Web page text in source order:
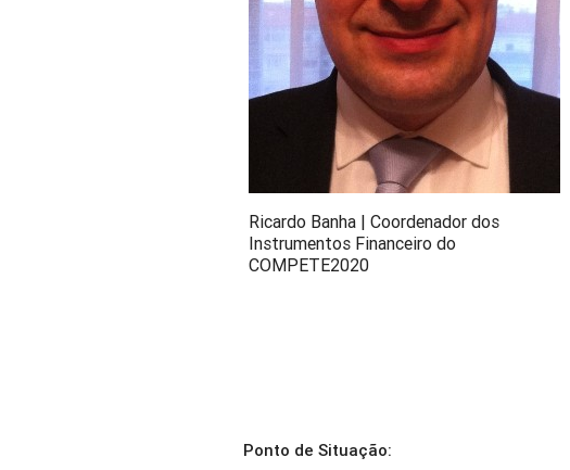
Ricardo Banha | Coordenador dos
Instrumentos Financeiro do
COMPETE2020
Ponto de Situação: